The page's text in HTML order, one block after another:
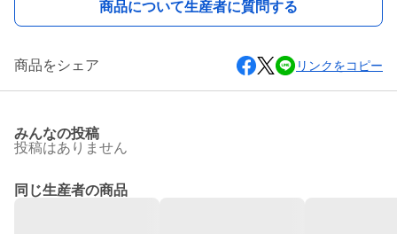
商品について生産者に質問する
商品をシェア リンクをコピー
みんなの投稿
投稿はありません
同じ生産者の商品